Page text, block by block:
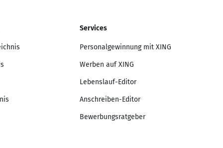
Services
Personalgewinnung mit XING
Werben auf XING
Lebenslauf-Editor
Anschreiben-Editor
Bewerbungsratgeber